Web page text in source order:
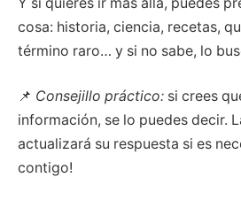
cosa: historia, ciencia, recetas,
término raro… y si no sabe, lo
📌 Consejillo práctico: si crees
información, se lo puedes decir.
actualizará su respuesta si es
contigo!